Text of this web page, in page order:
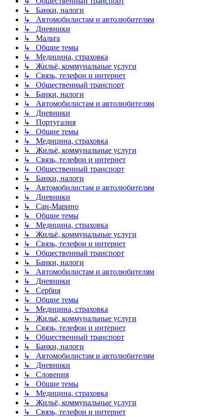
↳ Банки, налоги
↳ Автомобилистам и автолюбителям
↳ Дневники
↳ Мальта
↳ Общие темы
↳ Медицина, страховка
↳ Жильё, коммунальные услуги
↳ Связь, телефон и интернет
↳ Общественный транспорт
↳ Банки, налоги
↳ Автомобилистам и автолюбителям
↳ Дневники
↳ Португалия
↳ Общие темы
↳ Медицина, страховка
↳ Жильё, коммунальные услуги
↳ Связь, телефон и интернет
↳ Общественный транспорт
↳ Банки, налоги
↳ Автомобилистам и автолюбителям
↳ Дневники
↳ Сан-Марино
↳ Общие темы
↳ Медицина, страховка
↳ Жильё, коммунальные услуги
↳ Связь, телефон и интернет
↳ Общественный транспорт
↳ Банки, налоги
↳ Автомобилистам и автолюбителям
↳ Дневники
↳ Сербия
↳ Общие темы
↳ Медицина, страховка
↳ Жильё, коммунальные услуги
↳ Связь, телефон и интернет
↳ Общественный транспорт
↳ Банки, налоги
↳ Автомобилистам и автолюбителям
↳ Дневники
↳ Словения
↳ Общие темы
↳ Медицина, страховка
↳ Жильё, коммунальные услуги
↳ Связь, телефон и интернет